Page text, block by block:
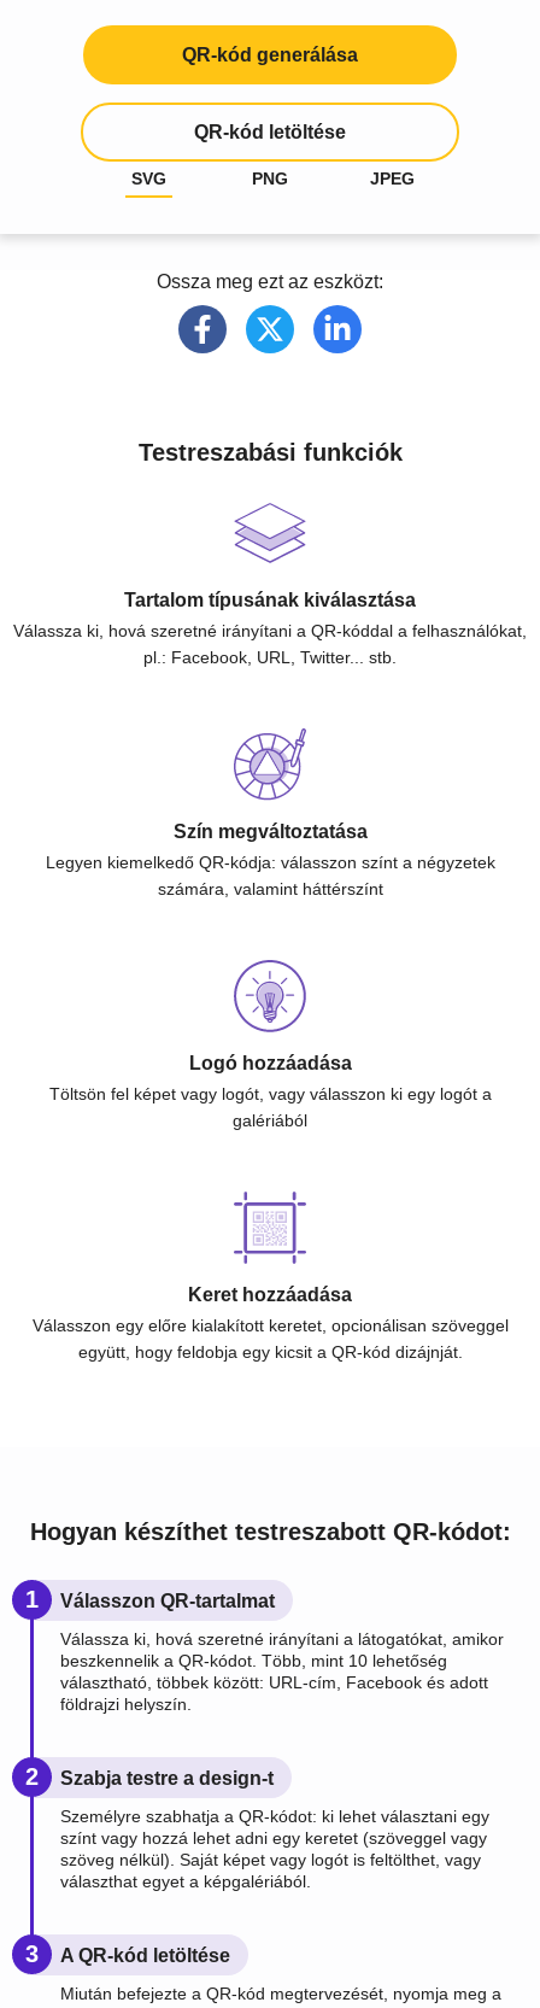
QR-kód generálása
QR-kód letöltése
SVG PNG JPEG
Ossza meg ezt az eszközt:
Testreszabási funkciók
Tartalom típusának kiválasztása
Válassza ki, hová szeretné irányítani a QR-kóddal a felhasználókat,
pl.: Facebook, URL, Twitter... stb.
Szín megváltoztatása
Legyen kiemelkedő QR-kódja: válasszon színt a négyzetek
számára, valamint háttérszínt
Logó hozzáadása
Töltsön fel képet vagy logót, vagy válasszon ki egy logót a
galériából
Keret hozzáadása
Válasszon egy előre kialakított keretet, opcionálisan szöveggel
együtt, hogy feldobja egy kicsit a QR-kód dizájnját.
Hogyan készíthet testreszabott QR-kódot:
1 Válasszon QR-tartalmat
Válassza ki, hová szeretné irányítani a látogatókat, amikor
beszkennelik a QR-kódot. Több, mint 10 lehetőség
választható, többek között: URL-cím, Facebook és adott
földrajzi helyszín.
2 Szabja testre a design-t
Személyre szabhatja a QR-kódot: ki lehet választani egy
színt vagy hozzá lehet adni egy keretet (szöveggel vagy
szöveg nélkül). Saját képet vagy logót is feltölthet, vagy
választhat egyet a képgalériából.
3 A QR-kód letöltése
Miután befejezte a QR-kód megtervezését, nyomja meg a